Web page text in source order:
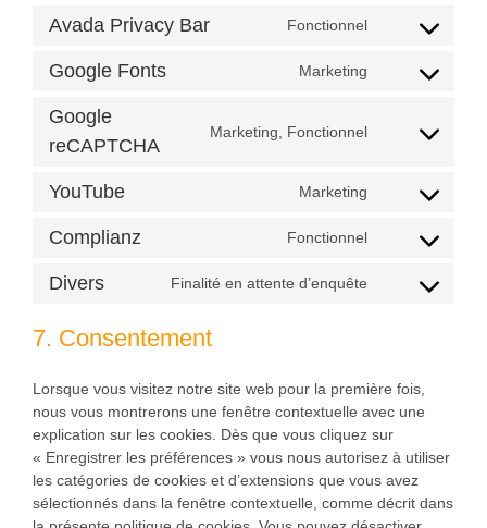
service
Avada Privacy Bar Fonctionnel
Consent
service
privacy-
Google Fonts Marketing
Consent
service
Google
reCAPTCHA
Marketing, Fonctionnel
Consent
service
recaptcha
YouTube Marketing
Consent
service
Complianz Fonctionnel
Consent
service
Divers Finalité en attente d’enquête
Consent
7. Consentement
Lorsque vous visitez notre site web pour la première fois,
nous vous montrerons une fenêtre contextuelle avec une
explication sur les cookies. Dès que vous cliquez sur
« Enregistrer les préférences » vous nous autorisez à utiliser
les catégories de cookies et d’extensions que vous avez
sélectionnés dans la fenêtre contextuelle, comme décrit dans